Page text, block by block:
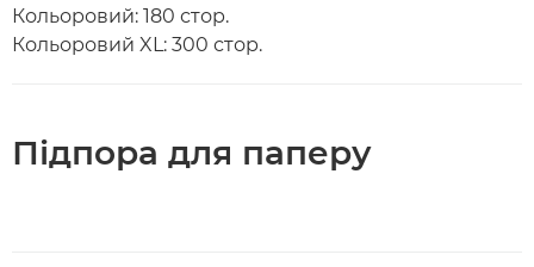
Кольоровий: 180 стор.
Кольоровий XL: 300 стор.
Підпора для паперу